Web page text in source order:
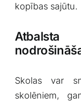
kopības sajūtu. ⁢
Skolas var
skolēniem,